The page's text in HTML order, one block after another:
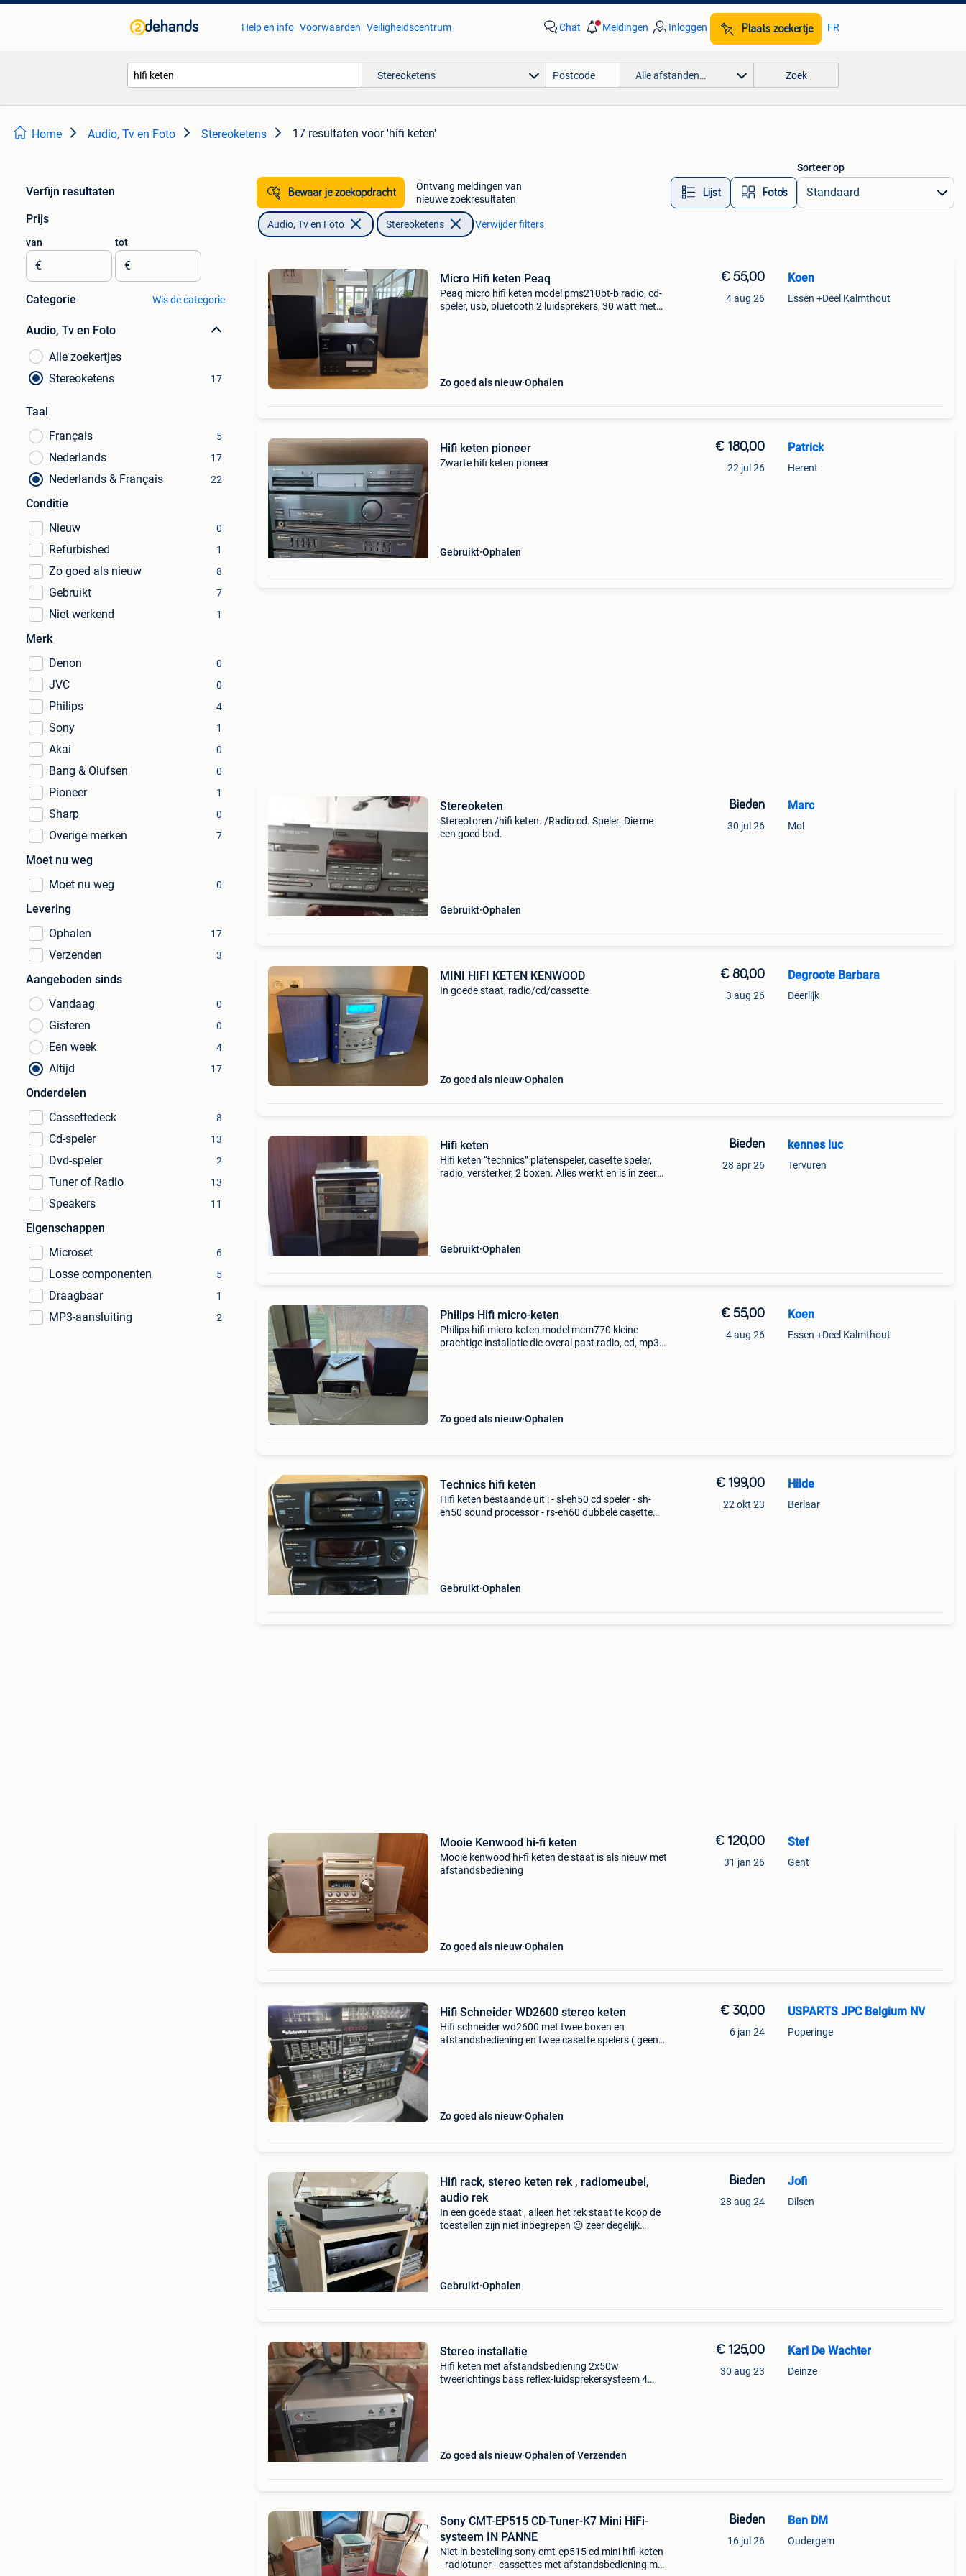
Help en info Voorwaarden Veiligheidscentrum Chat Meldingen Inloggen Plaats zoekertje FR
Stereoketens Alle afstanden… Zoek
Home Audio, Tv en Foto Stereoketens 17 resultaten voor 'hifi keten'
Verfijn resultaten
Prijs
van
€
tot
€
Categorie Wis de categorie
Audio, Tv en Foto
Alle zoekertjes
Stereoketens
17
Taal
Français
5
Nederlands 17
Nederlands & Français 22
Conditie
Nieuw
0
Refurbished 1
Zo goed als nieuw 8
Gebruikt 7
Niet werkend 1
Merk
Denon
0
JVC 0
Philips 4
Sony 1
Akai 0
Bang & Olufsen 0
Pioneer 1
Sharp 0
Overige merken 7
Moet nu weg
Moet nu weg
0
Levering
Ophalen
17
Verzenden 3
Aangeboden sinds
Vandaag
0
Gisteren 0
Een week 4
Altijd 17
Onderdelen
Cassettedeck
8
Cd-speler 13
Dvd-speler 2
Tuner of Radio 13
Speakers 11
Eigenschappen
Microset
6
Losse componenten 5
Draagbaar 1
MP3-aansluiting 2
Bewaar je zoekopdracht
Ontvang meldingen van
nieuwe zoekresultaten
Lijst Foto’s
Sorteer op
Audio, Tv en Foto Stereoketens Verwijder filters
Micro Hifi keten Peaq
Peaq micro hifi keten model pms210bt-b radio, cd-
speler, usb, bluetooth 2 luidsprekers, 30 watt met
Zo goed als nieuw Ophalen
€ 55,00
4 aug 26
Koen
Essen +Deel Kalmthout
Hifi keten pioneer
Zwarte hifi keten pioneer
Gebruikt Ophalen
€ 180,00
22 jul 26
Patrick
Herent
Stereoketen
Stereotoren /hifi keten. /Radio cd. Speler. Die me
een goed bod.
Gebruikt Ophalen
Bieden
30 jul 26
Marc
Mol
MINI HIFI KETEN KENWOOD
In goede staat, radio/cd/cassette
Zo goed als nieuw Ophalen
€ 80,00
3 aug 26
Degroote Barbara
Deerlijk
Hifi keten
Hifi keten “technics” platenspeler, casette speler,
radio, versterker, 2 boxen. Alles werkt en is in zeer
Gebruikt Ophalen
Bieden
28 apr 26
kennes luc
Tervuren
Philips Hifi micro-keten
Philips hifi micro-keten model mcm770 kleine
prachtige installatie die overal past radio, cd, mp3
Zo goed als nieuw Ophalen
€ 55,00
4 aug 26
Koen
Essen +Deel Kalmthout
Technics hifi keten
Hifi keten bestaande uit : - sl-eh50 cd speler - sh-
eh50 sound processor - rs-eh60 dubbele casette
Gebruikt Ophalen
€ 199,00
22 okt 23
Hilde
Berlaar
Mooie Kenwood hi-fi keten
Mooie kenwood hi-fi keten de staat is als nieuw met
afstandsbediening
Zo goed als nieuw Ophalen
€ 120,00
31 jan 26
Stef
Gent
Hifi Schneider WD2600 stereo keten
Hifi schneider wd2600 met twee boxen en
afstandsbediening en twee casette spelers ( geen
Zo goed als nieuw Ophalen
€ 30,00
6 jan 24
USPARTS JPC Belgium NV
Poperinge
Hifi rack, stereo keten rek , radiomeubel,
audio rek
In een goede staat , alleen het rek staat te koop de
toestellen zijn niet inbegrepen 😉 zeer degelijk
Gebruikt Ophalen
Bieden
28 aug 24
Jofi
Dilsen
Stereo installatie
Hifi keten met afstandsbediening 2x50w
tweerichtings bass reflex-luidsprekersysteem 4
Zo goed als nieuw Ophalen of Verzenden
€ 125,00
30 aug 23
Karl De Wachter
Deinze
Sony CMT-EP515 CD-Tuner-K7 Mini HiFi-
systeem IN PANNE
Niet in bestelling sony cmt-ep515 cd mini hifi-keten
- radiotuner - cassettes met afstandsbediening met
Bieden
16 jul 26
Ben DM
Oudergem